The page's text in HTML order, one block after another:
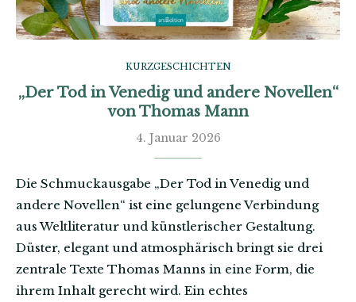
KURZGESCHICHTEN
„Der Tod in Venedig und andere Novellen“
von Thomas Mann
4. Januar 2026
Die Schmuckausgabe „Der Tod in Venedig und
andere Novellen“ ist eine gelungene Verbindung
aus Weltliteratur und künstlerischer Gestaltung.
Düster, elegant und atmosphärisch bringt sie drei
zentrale Texte Thomas Manns in eine Form, die
ihrem Inhalt gerecht wird. Ein echtes